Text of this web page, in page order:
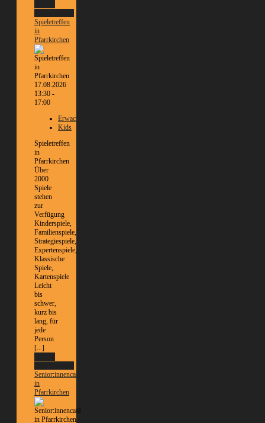
Spieletreffen
in
Pfarrkirchen
17.08.2026
13:30 -
17:00
Erwachsene
Kids
Spieletreffen
in
Pfarrkirchen
Über
2000
Spiele
stehen
zur
Verfügung
Kinderspiele,
Familienspiele,
Strategiespiele,
Expertenspiele,
Klassische
Spiele,
Kartenspiele
Leicht
bis
schwer,
kurz bis
lang, für
jede
Person
[...]
Senior:innencafé
in
Pfarrkirchen